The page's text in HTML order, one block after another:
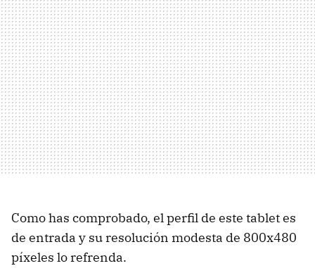
Como has comprobado, el perfil de este tablet es
de entrada y su resolución modesta de 800x480
píxeles lo refrenda.